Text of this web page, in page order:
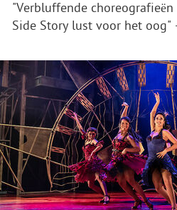
"Verbluffende
Side Story lust voor het oog"